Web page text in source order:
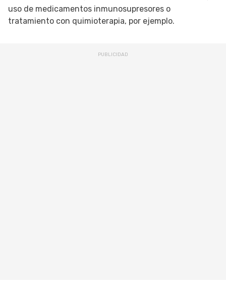
uso de medicamentos inmunosupresores o
tratamiento con quimioterapia, por ejemplo.